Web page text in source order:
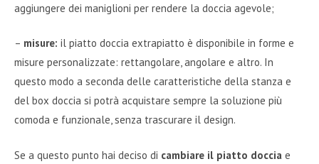
aggiungere dei maniglioni per rendere la doccia agevole;
– misure: il piatto doccia extrapiatto è disponibile in forme e
misure personalizzate: rettangolare, angolare e altro. In
questo modo a seconda delle caratteristiche della stanza e
del box doccia si potrà acquistare sempre la soluzione più
comoda e funzionale, senza trascurare il design.
Se a questo punto hai deciso di cambiare il piatto doccia e